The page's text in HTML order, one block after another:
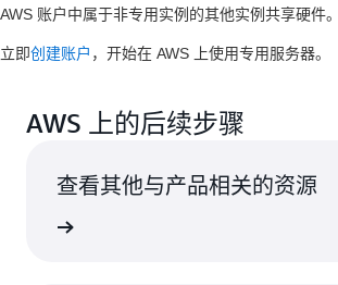
AWS 账户中属于非专用实例的其他实例共享硬件。
立即创建账户 ，开始在 AWS 上使用专用服务器。
AWS 上的后续步骤
查看其他与产品相关的资源